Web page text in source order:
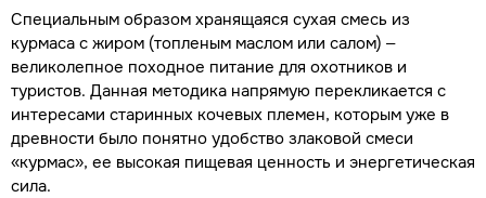
Специальным образом хранящаяся сухая смесь из
курмаса с жиром (топленым маслом или салом) –
великолепное походное питание для охотников и
туристов. Данная методика напрямую перекликается с
интересами старинных кочевых племен, которым уже в
древности было понятно удобство злаковой смеси
«курмас», ее высокая пищевая ценность и энергетическая
сила.